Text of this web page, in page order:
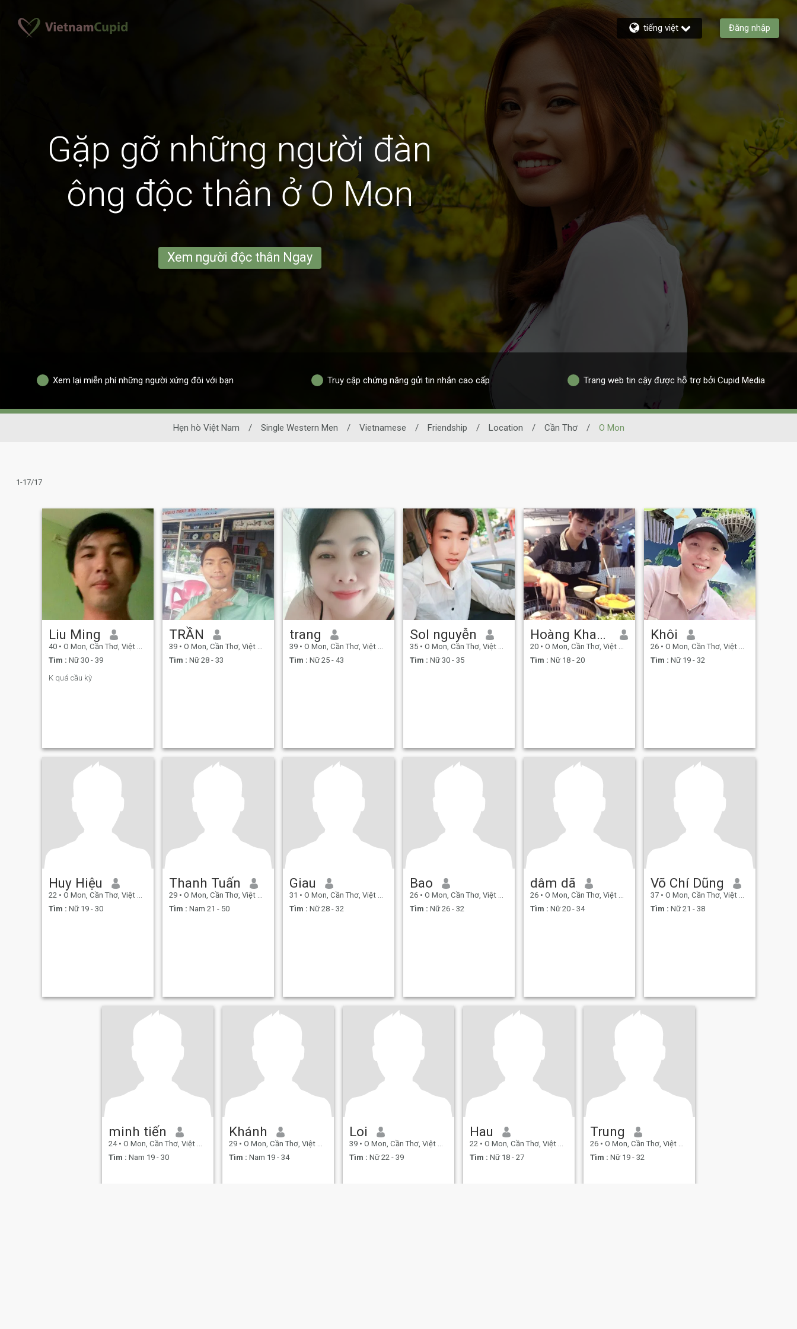
tiếng việt Đăng nhập
Gặp gỡ những người đàn
ông độc thân ở O Mon
Xem người độc thân Ngay
Xem lại miễn phí những người xứng đôi với bạn Truy cập chứng năng gửi tin nhắn cao cấp Trang web tin cậy được hỗ trợ bởi Cupid Media
Hẹn hò Việt Nam / Single Western Men / Vietnamese / Friendship / Location / Cần Thơ / O Mon
1-17/17
Liu Ming
40 • O Mon, Cần Thơ, Việt Nam
Tìm : Nữ 30 - 39
K quá cầu kỳ
TRẦN
39 • O Mon, Cần Thơ, Việt Nam
Tìm : Nữ 28 - 33
trang
39 • O Mon, Cần Thơ, Việt Nam
Tìm : Nữ 25 - 43
Sol nguyễn
35 • O Mon, Cần Thơ, Việt Nam
Tìm : Nữ 30 - 35
Hoàng Khang
20 • O Mon, Cần Thơ, Việt Nam
Tìm : Nữ 18 - 20
Khôi
26 • O Mon, Cần Thơ, Việt Nam
Tìm : Nữ 19 - 32
Huy Hiệu
22 • O Mon, Cần Thơ, Việt Nam
Tìm : Nữ 19 - 30
Thanh Tuấn
29 • O Mon, Cần Thơ, Việt Nam
Tìm : Nam 21 - 50
Giau
31 • O Mon, Cần Thơ, Việt Nam
Tìm : Nữ 28 - 32
Bao
26 • O Mon, Cần Thơ, Việt Nam
Tìm : Nữ 26 - 32
dâm dã
26 • O Mon, Cần Thơ, Việt Nam
Tìm : Nữ 20 - 34
Võ Chí Dũng
37 • O Mon, Cần Thơ, Việt Nam
Tìm : Nữ 21 - 38
minh tiến
24 • O Mon, Cần Thơ, Việt Nam
Tìm : Nam 19 - 30
Khánh
29 • O Mon, Cần Thơ, Việt Nam
Tìm : Nam 19 - 34
Loi
39 • O Mon, Cần Thơ, Việt Nam
Tìm : Nữ 22 - 39
Hau
22 • O Mon, Cần Thơ, Việt Nam
Tìm : Nữ 18 - 27
Trung
26 • O Mon, Cần Thơ, Việt Nam
Tìm : Nữ 19 - 32